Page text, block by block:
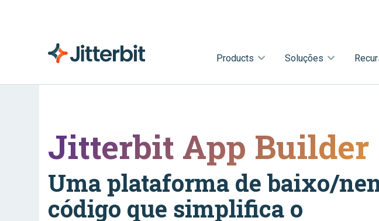
Products Soluções
Jitterbit App Builder
Uma plataforma de baixo/
código que simplifica o